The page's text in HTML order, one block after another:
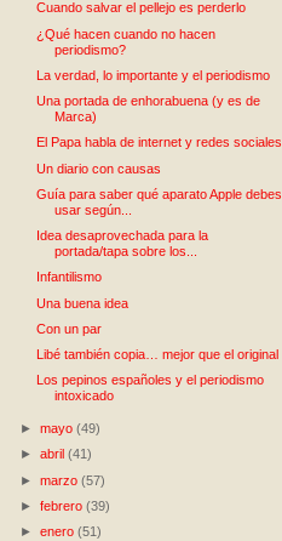
Cuando salvar el pellejo es perderlo
¿Qué hacen cuando no hacen
periodismo?
La verdad, lo importante y el periodismo
Una portada de enhorabuena (y es de
Marca)
El Papa habla de internet y redes sociales
Un diario con causas
Guía para saber qué aparato Apple debes
usar según...
Idea desaprovechada para la
portada/tapa sobre los...
Infantilismo
Una buena idea
Con un par
Libé también copia… mejor que el original
Los pepinos españoles y el periodismo
intoxicado
►mayo(49)
►abril(41)
►marzo(57)
►febrero(39)
►enero(51)